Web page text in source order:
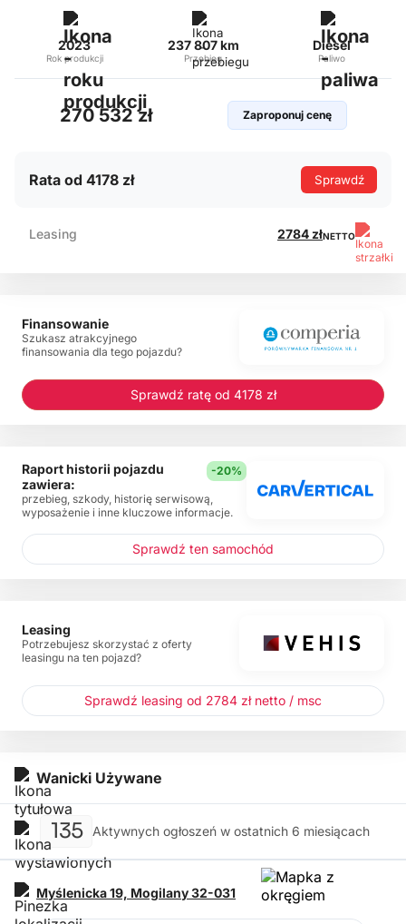
2023
Rok produkcji
237 807 km
Przebieg
Diesel
Paliwo
270 532 zł Zaproponuj cenę
Rata od 4178 zł Sprawdź
Leasing 2784 złNETTO
Wanicki Używane
135 Aktywnych ogłoszeń w ostatnich 6 miesiącach
Myślenicka 19, Mogilany32-031
Finansowanie
Szukasz atrakcyjnego
finansowania dla tego pojazdu?
Sprawdź ratę od 4178 zł
Raport historii pojazdu
zawiera:
-20%
przebieg, szkody, historię serwisową,
wyposażenie i inne kluczowe informacje.
Sprawdź ten samochód
Leasing
Potrzebujesz skorzystać z oferty
leasingu na ten pojazd?
Sprawdź leasing od 2784 zł netto / msc